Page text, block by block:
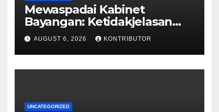
Mewaspadai Kabinet
Bayangan: Ketidakjelasan
Legitimasi Moral dan
Representasi
AUGUST 6, 2026 KONTRIBUTOR
UNCATEGORIZED